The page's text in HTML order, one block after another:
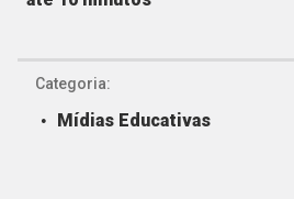
Categoria:
Mídias Educativas